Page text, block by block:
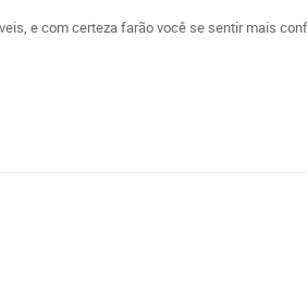
e com certeza farão você se sentir mais